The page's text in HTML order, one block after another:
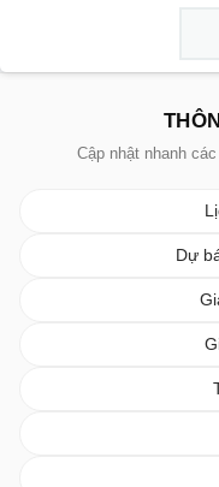
Cập nhật nhanh
Dự